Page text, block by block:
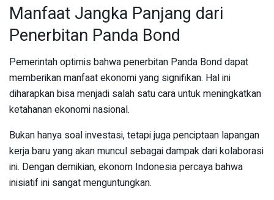
Manfaat Jangka Panjang dari
Penerbitan Panda Bond
Pemerintah optimis bahwa penerbitan Panda Bond dapat
memberikan manfaat ekonomi yang signifikan. Hal ini
diharapkan bisa menjadi salah satu cara untuk meningkatkan
ketahanan ekonomi nasional.
Bukan hanya soal investasi, tetapi juga penciptaan lapangan
kerja baru yang akan muncul sebagai dampak dari kolaborasi
ini. Dengan demikian, ekonom Indonesia percaya bahwa
inisiatif ini sangat menguntungkan.